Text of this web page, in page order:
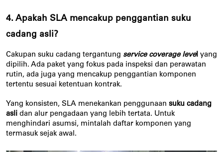
4. Apakah SLA mencakup penggantian suku
cadang asli?
Cakupan suku cadang tergantung service coverage level yang
dipilih. Ada paket yang fokus pada inspeksi dan perawatan
rutin, ada juga yang mencakup penggantian komponen
tertentu sesuai ketentuan kontrak.
Yang konsisten, SLA menekankan penggunaan suku cadang
asli dan alur pengadaan yang lebih tertata. Untuk
menghindari asumsi, mintalah daftar komponen yang
termasuk sejak awal.